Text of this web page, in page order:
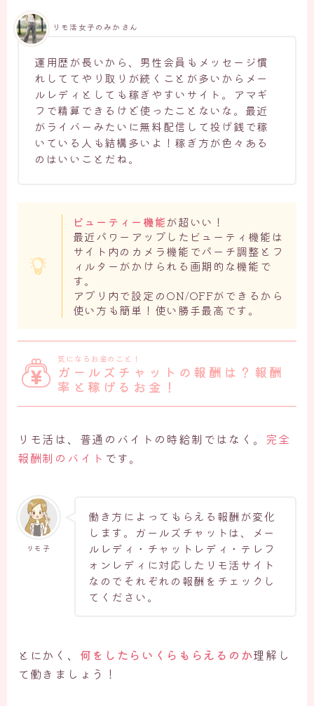
運用歴が長いから、男性会員もメッセージ慣
れしててやり取りが続くことが多いからメー
ルレディとしても稼ぎやすいサイト。アマギ
フで精算できるけど使ったことないな。最近
がライバーみたいに無料配信して投げ銭で稼
いている人も結構多いよ！稼ぎ方が色々ある
のはいいことだね。
リモ活女子のみかさん
ビューティー機能が超いい！
最近パワーアップしたビューティ機能は
サイト内のカメラ機能でパーチ調整とフ
ィルターがかけられる画期的な機能で
す。
アプリ内で設定のON/OFFができるから
使い方も簡単！使い勝手最高です。
気になるお金のこと！
ガールズチャットの報酬は？報酬
率と稼げるお金！
リモ活は、普通のバイトの時給制ではなく。 完全
報酬制のバイト です。
リモ子
働き方によってもらえる報酬が変化
します。ガールズチャットは、メー
ルレディ・チャットレディ・テレフ
ォンレディに対応したリモ活サイト
なのでそれぞれの報酬をチェックし
てください。
とにかく、 何をしたらいくらもらえるのか理解し
て働きましょう！